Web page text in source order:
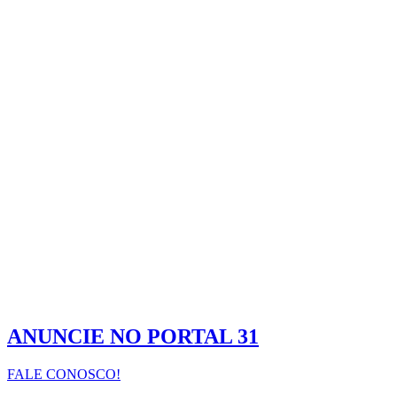
ANUNCIE NO PORTAL 31
FALE CONOSCO!